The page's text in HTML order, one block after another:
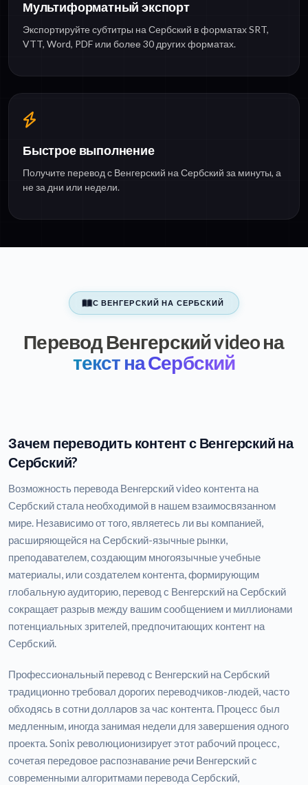
Мультиформатный экспорт
Экспортируйте субтитры на Сербский в форматах SRT,
VTT, Word, PDF или более 30 других форматах.
Быстрое выполнение
Получите перевод с Венгерский на Сербский за минуты, а
не за дни или недели.
С ВЕНГЕРСКИЙ НА СЕРБСКИЙ
Перевод Венгерский video на
текст на Сербский
Зачем переводить контент с Венгерский на
Сербский?
Возможность перевода Венгерский video контента на
Сербский стала необходимой в нашем взаимосвязанном
мире. Независимо от того, являетесь ли вы компанией,
расширяющейся на Сербский-язычные рынки,
преподавателем, создающим многоязычные учебные
материалы, или создателем контента, формирующим
глобальную аудиторию, перевод с Венгерский на Сербский
сокращает разрыв между вашим сообщением и миллионами
потенциальных зрителей, предпочитающих контент на
Сербский.
Профессиональный перевод с Венгерский на Сербский
традиционно требовал дорогих переводчиков-людей, часто
обходясь в сотни долларов за час контента. Процесс был
медленным, иногда занимая недели для завершения одного
проекта. Sonix революционизирует этот рабочий процесс,
сочетая передовое распознавание речи Венгерский с
современными алгоритмами перевода Сербский,